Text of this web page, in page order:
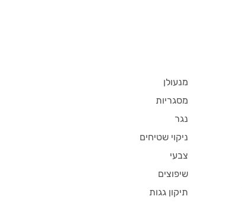
מנעולן
מסגריות
נגר
ניקוי שטיחים
צבעי
שיפוצים
תיקון גגות